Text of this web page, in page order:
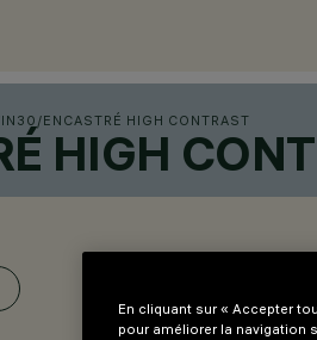
IN30 /ENCASTRÉ HIGH CONTRAST
HIGH
En cliquant sur « Accepter
pour améliorer la navigation